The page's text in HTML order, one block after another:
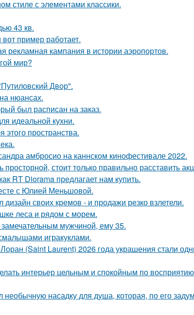
стиле с элементами классики.
43 кв.
пример работает.
рекламная кампания в истории аэропортов.
мир?
Двор".
нюансах.
был расписан на заказ.
идеальной кухни.
этого пространства.
амбросио на каннском кинофестивале 2022.
стоит только правильно расставить
RT Diorama предлагает нам купить.
с Юлией Меньшовой.
своих кремов - и продажи резко взлетели.
леса и рядом с морем.
мужчиной, ему 35.
игракуклами.
(Saint Laurent) 2026 года украшения стали
интерьер цельным и спокойным по
насадку для душа, которая, по его